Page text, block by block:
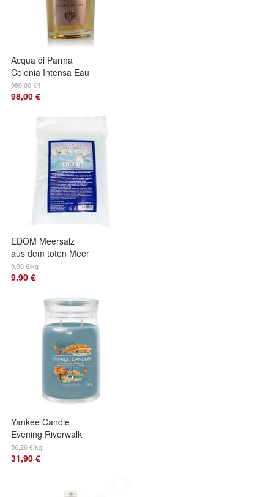
Acqua di Parma
Colonia Intensa Eau
de Cologne Spray
100 ml
980,00 €/l
98,00 €
EDOM Meersalz
aus dem toten Meer
Thermalbad 1kg
9,90 €/kg
9,90 €
Yankee Candle
Evening Riverwalk
Signature Duftkerze
Großes Glas 567 g
56,26 €/kg
31,90 €